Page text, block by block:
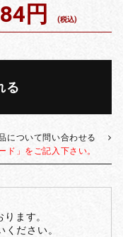
円 (税込)
る
について問い合わせる
ド」をご記入下さい。
ます。
ださい。